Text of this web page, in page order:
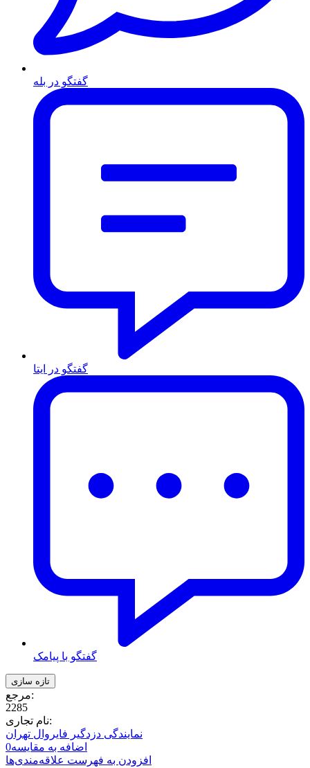
گفتگو در بله
گفتگو در ایتا
گفتگو با پیامک
مرجع:
2285
نام تجاری:
نمایندگی دزدگیر فایروال تهران
اضافه به مقایسه0
افزودن به فهرست علاقه‌مندی‌ها